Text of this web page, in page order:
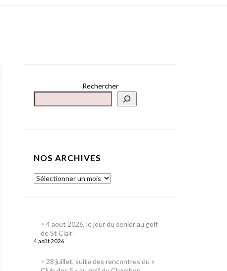
Rechercher
NOS ARCHIVES
4 aout 2026, le jour du senior au golf
de St Clair
4 août 2026
28 juillet, suite des rencontres du «